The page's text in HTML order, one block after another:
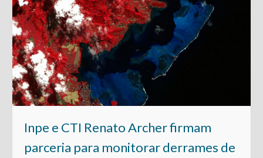
Inpe e CTI Renato Archer firmam
parceria para monitorar derrames de